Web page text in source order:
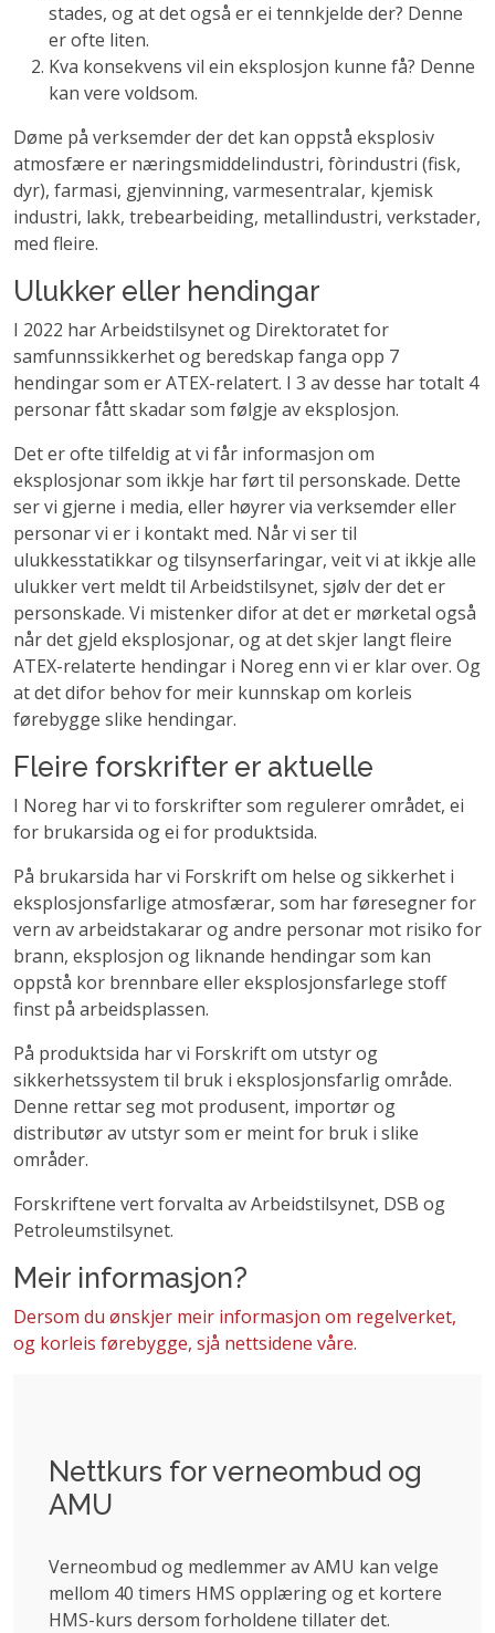
stades, og at det også er ei tennkjelde der? Denne
er ofte liten.
Kva konsekvens vil ein eksplosjon kunne få? Denne
kan vere voldsom.
Døme på verksemder der det kan oppstå eksplosiv
atmosfære er næringsmiddelindustri, fòrindustri (fisk,
dyr), farmasi, gjenvinning, varmesentralar, kjemisk
industri, lakk, trebearbeiding, metallindustri, verkstader,
med fleire.
Ulukker eller hendingar
I 2022 har Arbeidstilsynet og Direktoratet for
samfunnssikkerhet og beredskap fanga opp 7
hendingar som er ATEX-relatert. I 3 av desse har totalt 4
personar fått skadar som følgje av eksplosjon.
Det er ofte tilfeldig at vi får informasjon om
eksplosjonar som ikkje har ført til personskade. Dette
ser vi gjerne i media, eller høyrer via verksemder eller
personar vi er i kontakt med. Når vi ser til
ulukkesstatikkar og tilsynserfaringar, veit vi at ikkje alle
ulukker vert meldt til Arbeidstilsynet, sjølv der det er
personskade. Vi mistenker difor at det er mørketal også
når det gjeld eksplosjonar, og at det skjer langt fleire
ATEX-relaterte hendingar i Noreg enn vi er klar over. Og
at det difor behov for meir kunnskap om korleis
førebygge slike hendingar.
Fleire forskrifter er aktuelle
I Noreg har vi to forskrifter som regulerer området, ei
for brukarsida og ei for produktsida.
På brukarsida har vi Forskrift om helse og sikkerhet i
eksplosjonsfarlige atmosfærar, som har føresegner for
vern av arbeidstakarar og andre personar mot risiko for
brann, eksplosjon og liknande hendingar som kan
oppstå kor brennbare eller eksplosjonsfarlege stoff
finst på arbeidsplassen.
På produktsida har vi Forskrift om utstyr og
sikkerhetssystem til bruk i eksplosjonsfarlig område.
Denne rettar seg mot produsent, importør og
distributør av utstyr som er meint for bruk i slike
områder.
Forskriftene vert forvalta av Arbeidstilsynet, DSB og
Petroleumstilsynet.
Meir informasjon?
Dersom du ønskjer meir informasjon om regelverket,
og korleis førebygge, sjå nettsidene våre.
Nettkurs for verneombud og
AMU
Verneombud og medlemmer av AMU kan velge
mellom 40 timers HMS opplæring og et kortere
HMS-kurs dersom forholdene tillater det.